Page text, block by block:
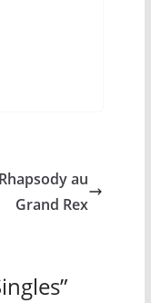
au
Grand Rex
”